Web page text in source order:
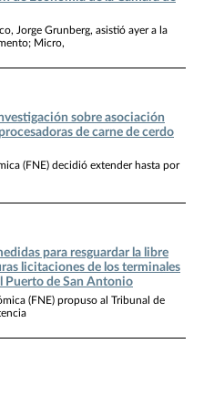
Jorge Grunberg, asistió ayer a la
Micro,
sobre asociación
de carne de cerdo
(FNE) decidió extender hasta por
para resguardar la libre
licitaciones de los terminales
Puerto de San Antonio
(FNE) propuso al Tribunal de